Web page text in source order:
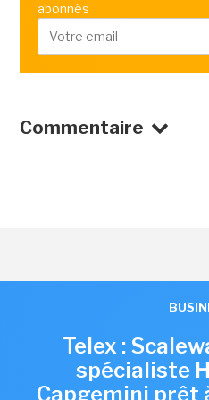
abonnés
Commentaire
Telex :
spécialiste
Capgemini prêt